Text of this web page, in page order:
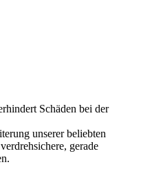
Schäden bei der
unserer beliebten
gerade